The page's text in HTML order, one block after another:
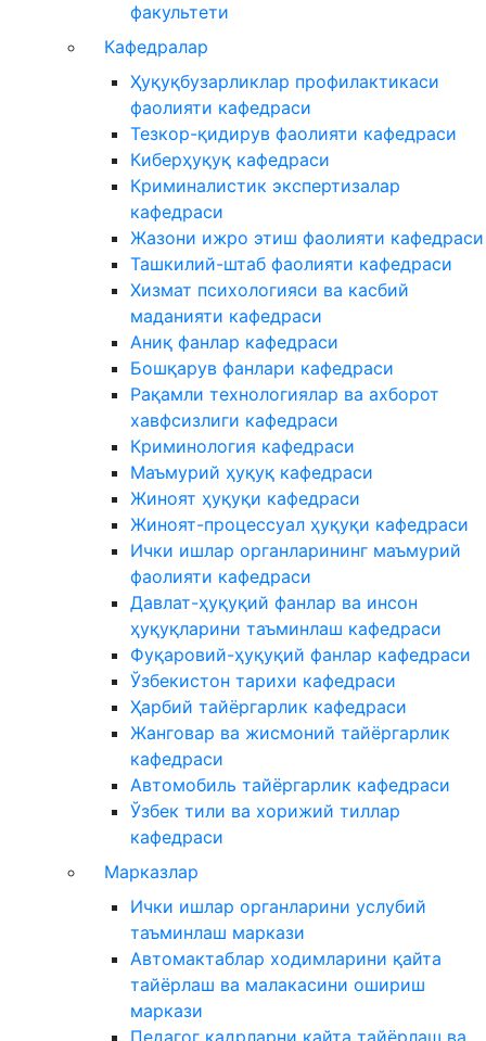
факультети
Кафедралар
Ҳуқуқбузарликлар профилактикаси
фаолияти кафедраси
Тезкор-қидирув фаолияти кафедраси
Киберҳуқуқ кафедраси
Криминалистик экспертизалар
кафедраси
Жазони ижро этиш фаолияти кафедраси
Ташкилий-штаб фаолияти кафедраси
Хизмат психологияси ва касбий
маданияти кафедраси
Аниқ фанлар кафедраси
Бошқарув фанлари кафедраси
Рақамли технологиялар ва ахборот
хавфсизлиги кафедраси
Криминология кафедраси
Маъмурий ҳуқуқ кафедраси
Жиноят ҳуқуқи кафедраси
Жиноят-процессуал ҳуқуқи кафедраси
Ички ишлар органларининг маъмурий
фаолияти кафедраси
Давлат-ҳуқуқий фанлар ва инсон
ҳуқуқларини таъминлаш кафедраси
Фуқаровий-ҳуқуқий фанлар кафедраси
Ўзбекистон тарихи кафедраси
Ҳарбий тайёргарлик кафедраси
Жанговар ва жисмоний тайёргарлик
кафедраси
Автомобиль тайёргарлик кафедраси
Ўзбек тили ва хорижий тиллар
кафедраси
Марказлар
Ички ишлар органларини услубий
таъминлаш маркази
Автомактаблар ходимларини қайта
тайёрлаш ва малакасини ошириш
маркази
Педагог кадрларни қайта тайёрлаш ва